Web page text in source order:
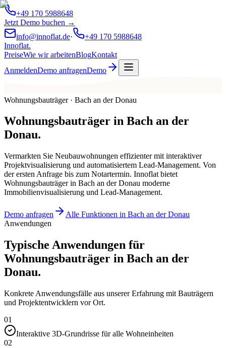
+49 170 5988648
Jetzt Demo buchen →
info@innoflat.de·
+49 170 5988648
Innoflat.
PreiseWie wir arbeitenBlogKontakt
AnmeldenDemo anfragenDemo
Wohnungsbauträger · Bach an der Donau
Wohnungsbauträger in Bach an der
Donau.
Vermarkten Sie Neubauwohnungen effizienter mit interaktiver
Projektvisualisierung und automatisiertem Lead-Management. Von
der ersten Anfrage bis zum Notartermin. Innoflat bietet
Wohnungsbauträger in Bach an der Donau moderne
Immobilienvisualisierung und Lead-Management.
Demo anfragen
Alle Funktionen in Bach an der Donau
Anwendungen
Typische Anwendungen für
Wohnungsbauträger in Bach an der
Donau.
Konkrete Anwendungsfälle aus unserer Erfahrung mit Bauträgern
und Projektentwicklern vor Ort.
01
Interaktive 3D-Grundrisse für alle Wohneinheiten
02